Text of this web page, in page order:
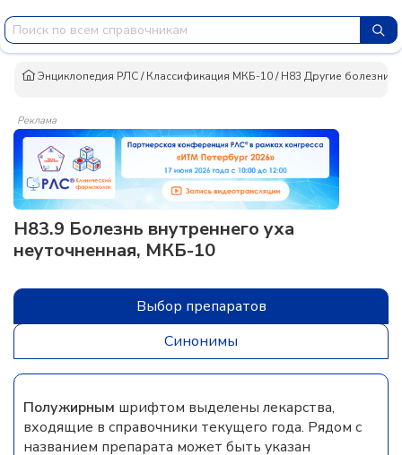
Энциклопедия РЛС/Классификация МКБ-10/H83 Другие болезни
Реклама
H83.9 Болезнь внутреннего уха
неуточненная, МКБ-10
Выбор препаратов
Синонимы
Полужирным шрифтом выделены лекарства,
входящие в справочники текущего года. Рядом с
названием препарата может быть указан